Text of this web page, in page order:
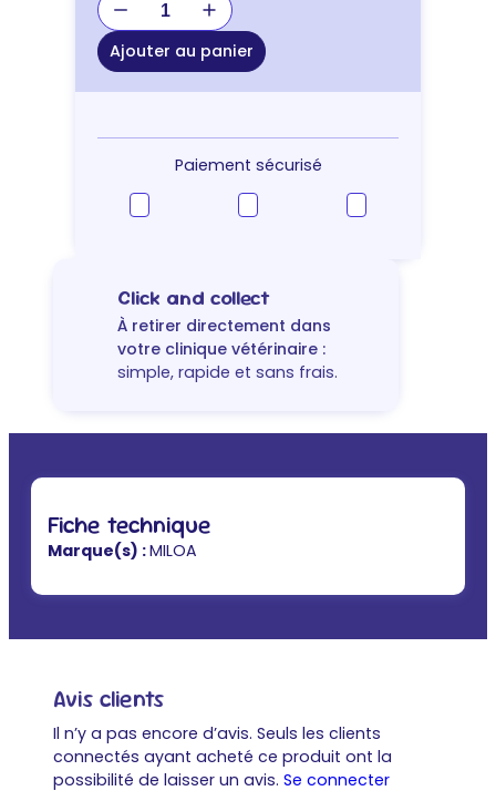
de
Miloa
Digest
Regul
complément
chien
Ajouter au panier
Paiement sécurisé
Click and collect
À retirer directement dans
votre clinique vétérinaire :
simple, rapide et sans frais.
Fiche technique
Marque(s) :MILOA
Avis clients
Il n’y a pas encore d’avis. Seuls les clients
connectés ayant acheté ce produit ont la
possibilité de laisser un avis. Se connecter